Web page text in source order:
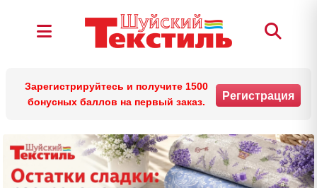
Зарегистрируйтесь и получите 1500
бонусных баллов на первый заказ.
Регистрация